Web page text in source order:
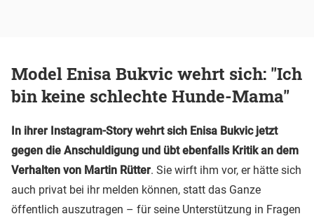
Model Enisa Bukvic wehrt sich: "Ich
bin keine schlechte Hunde-Mama"
In ihrer Instagram-Story wehrt sich Enisa Bukvic jetzt
gegen die Anschuldigung und übt ebenfalls Kritik an dem
Verhalten von Martin Rütter. Sie wirft ihm vor, er hätte sich
auch privat bei ihr melden können, statt das Ganze
öffentlich auszutragen – für seine Unterstützung in Fragen